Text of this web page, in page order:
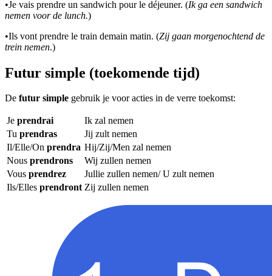
•Je vais prendre un sandwich pour le déjeuner. (Ik ga een sandwich
nemen voor de lunch.)
•Ils vont prendre le train demain matin. (Zij gaan morgenochtend de
trein nemen.)
Futur simple (toekomende tijd)
De futur simple gebruik je voor acties in de verre toekomst:
Je prendrai
Ik zal nemen
Tu prendras
Jij zult nemen
Il/Elle/On prendra Hij/Zij/Men zal nemen
Nous prendrons
Wij zullen nemen
Vous prendrez
Jullie zullen nemen/ U zult nemen
Ils/Elles prendront Zij zullen nemen